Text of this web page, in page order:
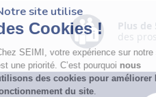
Plus de
des pros
Notre site utilise
des Cookies !
Chez SEIMI, votre expérience
est une priorité. C’est pourquoi
utilisons des cookies pour
fonctionnement du site